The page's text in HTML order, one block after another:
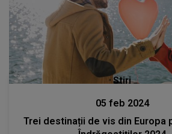
Stiri
05 feb 2024
Trei destinații de vis din Europa